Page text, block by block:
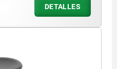
DETALLES